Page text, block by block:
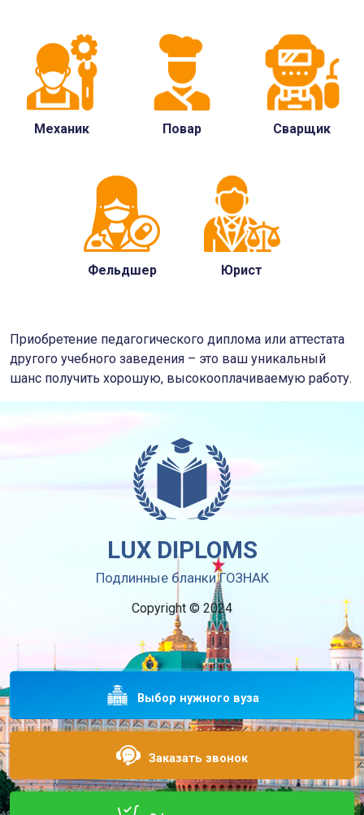
Механик Повар Сварщик
Фельдшер Юрист
Приобретение педагогического диплома или аттестата
другого учебного заведения – это ваш уникальный
шанс получить хорошую, высокооплачиваемую работу.
LUX DIPLOMS
Подлинные бланки ГОЗНАК
Copyright © 2024
Выбор нужного вуза
Заказать звонок